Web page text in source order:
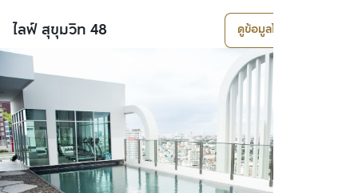
ไลฟ์ สุขุมวิท 48 ดูข้อมูลโครงการ